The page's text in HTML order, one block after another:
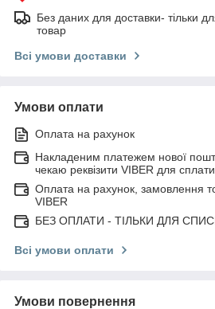
Без даних для доставки- тільки
товар
Всі умови доставки
Умови оплати
Оплата на рахунок
Накладеним платежем нової
чекаю реквізити VIBER для сплати
Оплата на рахунок, замовлення
VIBER
БЕЗ ОПЛАТИ - ТІЛЬКИ ДЛЯ
Всі умови оплати
Умови повернення